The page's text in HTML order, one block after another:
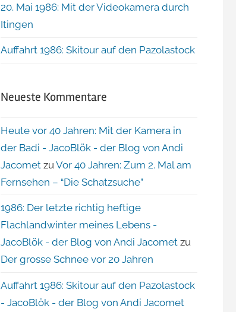
20. Mai 1986: Mit der Videokamera durch
Itingen
Auffahrt 1986: Skitour auf den Pazolastock
Neueste Kommentare
Heute vor 40 Jahren: Mit der Kamera in
der Badi - JacoBlök - der Blog von Andi
Jacomet zu Vor 40 Jahren: Zum 2. Mal am
Fernsehen – “Die Schatzsuche”
1986: Der letzte richtig heftige
Flachlandwinter meines Lebens -
JacoBlök - der Blog von Andi Jacomet zu
Der grosse Schnee vor 20 Jahren
Auffahrt 1986: Skitour auf den Pazolastock
- JacoBlök - der Blog von Andi Jacomet